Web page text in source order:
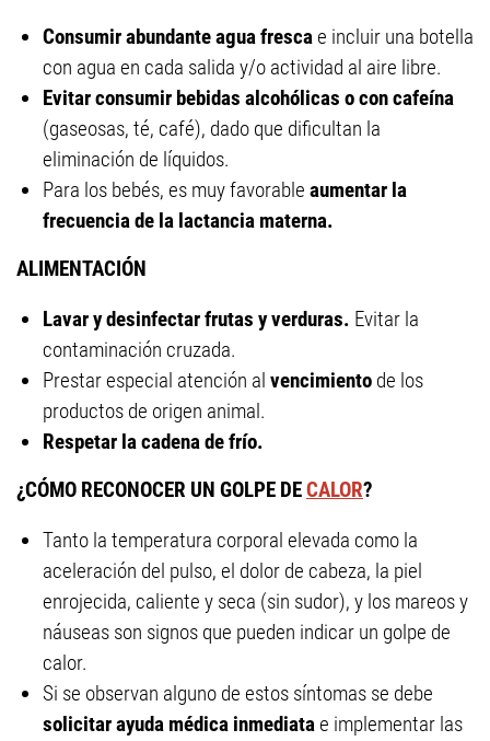
Consumir abundante agua frescae incluir una botella
con agua en cada salida y/o actividad al aire libre.
Evitar consumir bebidas alcohólicas o con cafeína
(gaseosas, té, café), dado que dificultan la
eliminación de líquidos.
Para los bebés, es muy favorable aumentar la
frecuencia de la lactancia materna.
ALIMENTACIÓN
Lavar y desinfectar frutas y verduras. Evitar la
contaminación cruzada.
Prestar especial atención al vencimiento de los
productos de origen animal.
Respetar la cadena de frío.
¿CÓMO RECONOCER UN GOLPE DECALOR?
Tanto la temperatura corporal elevada como la
aceleración del pulso, el dolor de cabeza, la piel
enrojecida, caliente y seca (sin sudor), y los mareos y
náuseas son signos que pueden indicar un golpe de
calor.
Si se observan alguno de estos síntomas se debe
solicitar ayuda médica inmediatae implementar las